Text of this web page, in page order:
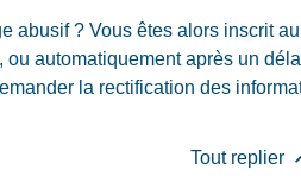
abusif ? Vous êtes alors inscrit au
automatiquement après un
la rectification des
Tout replier